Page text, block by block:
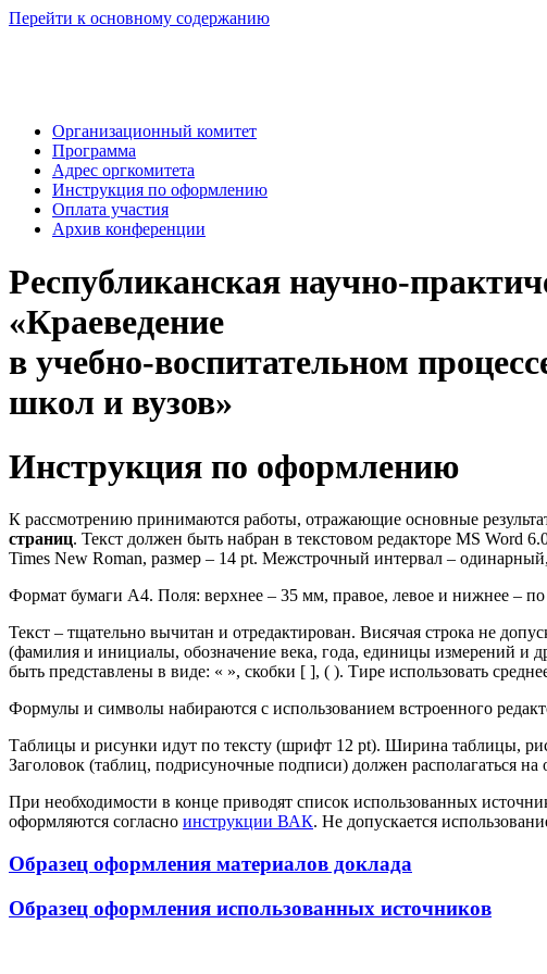
Перейти к основному содержанию
Организационный комитет
Программа
Адрес оргкомитета
Инструкция по оформлению
Оплата участия
Архив конференции
Республиканская научно-
«Краеведение
в учебно-воспитательном
школ и вузов»
Инструкция по оформлению
К рассмотрению принимаются работы, отражающие основные
страниц. Текст должен быть набран в текстовом редакторе MS Word
Times New Roman, размер – 14 pt. Межстрочный интервал – одинарный,
Формат бумаги А4. Поля: верхнее – 35 мм, правое, левое и нижнее –
Текст – тщательно вычитан и отредактирован. Висячая строка не
(фамилия и инициалы, обозначение века, года, единицы измерений
быть представлены в виде: « », скобки [ ], ( ). Тире использовать
Формулы и символы набираются с использованием встроенного
Таблицы и рисунки идут по тексту (шрифт 12 pt). Ширина таблицы,
Заголовок (таблиц, подрисуночные подписи) должен располагаться
При необходимости в конце приводят список использованных
оформляются согласно инструкции ВАК. Не допускается
Образец оформления материалов доклада
Образец оформления использованных источников